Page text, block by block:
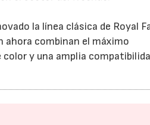
la línea clásica de Royal
ahora combinan el máximo
y una amplia